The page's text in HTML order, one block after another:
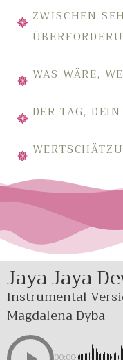
ZWISCHEN
WAS WÄRE,
DER TAG,
Jaya Jaya
Instrumental
Magdalena Dyba
00:00